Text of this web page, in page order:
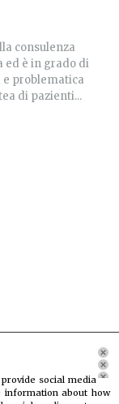
consulenza
ed è in grado di
problematica
di pazienti...
social media
about how